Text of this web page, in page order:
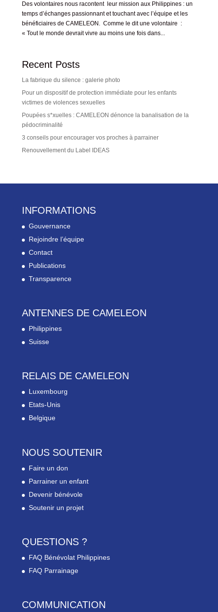
Des volontaires nous racontent leur mission aux Philippines : un
temps d’échanges passionnant et touchant avec l’équipe et les
bénéficiaires de CAMELEON. Comme le dit une volontaire :
« Tout le monde devrait vivre au moins une fois dans...
Recent Posts
La fabrique du silence : galerie photo
Pour un dispositif de protection immédiate pour les enfants
victimes de violences sexuelles
Poupées s*xuelles : CAMELEON dénonce la banalisation de la
pédocriminalité
3 conseils pour encourager vos proches à parrainer
Renouvellement du Label IDEAS
INFORMATIONS
Gouvernance
Rejoindre l’équipe
Contact
Publications
Transparence
ANTENNES DE CAMELEON
Philippines
Suisse
RELAIS DE CAMELEON
Luxembourg
Etats-Unis
Belgique
NOUS SOUTENIR
Faire un don
Parrainer un enfant
Devenir bénévole
Soutenir un projet
QUESTIONS ?
FAQ Bénévolat Philippines
FAQ Parrainage
COMMUNICATION